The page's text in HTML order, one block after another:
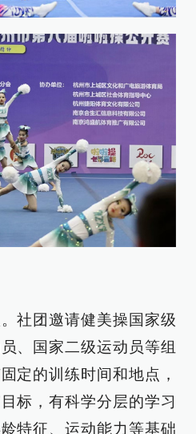
社团邀请健美操国家级
、国家二级运动员等组
定的训练时间和地点，
标，有科学分层的学习
特征、运动能力等基础